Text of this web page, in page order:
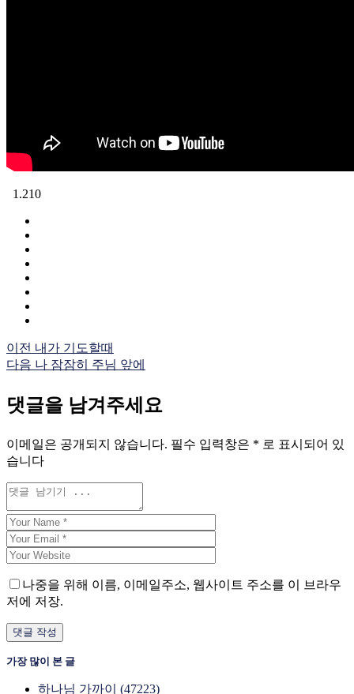
1.210
이전 내가 기도할때
다음 나 잠잠히 주님 앞에
댓글을 남겨주세요
이메일은 공개되지 않습니다. 필수 입력창은 * 로 표시되어 있
습니다
나중을 위해 이름, 이메일주소, 웹사이트 주소를 이 브라우
저에 저장.
가장 많이 본 글
하나님 가까이 (47223)